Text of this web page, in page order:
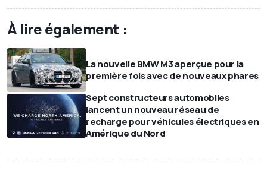
À lire également :
La nouvelle BMW M3 aperçue pour la
première fois avec de nouveaux phares
Sept constructeurs automobiles
lancent un nouveau réseau de
recharge pour véhicules électriques en
Amérique du Nord